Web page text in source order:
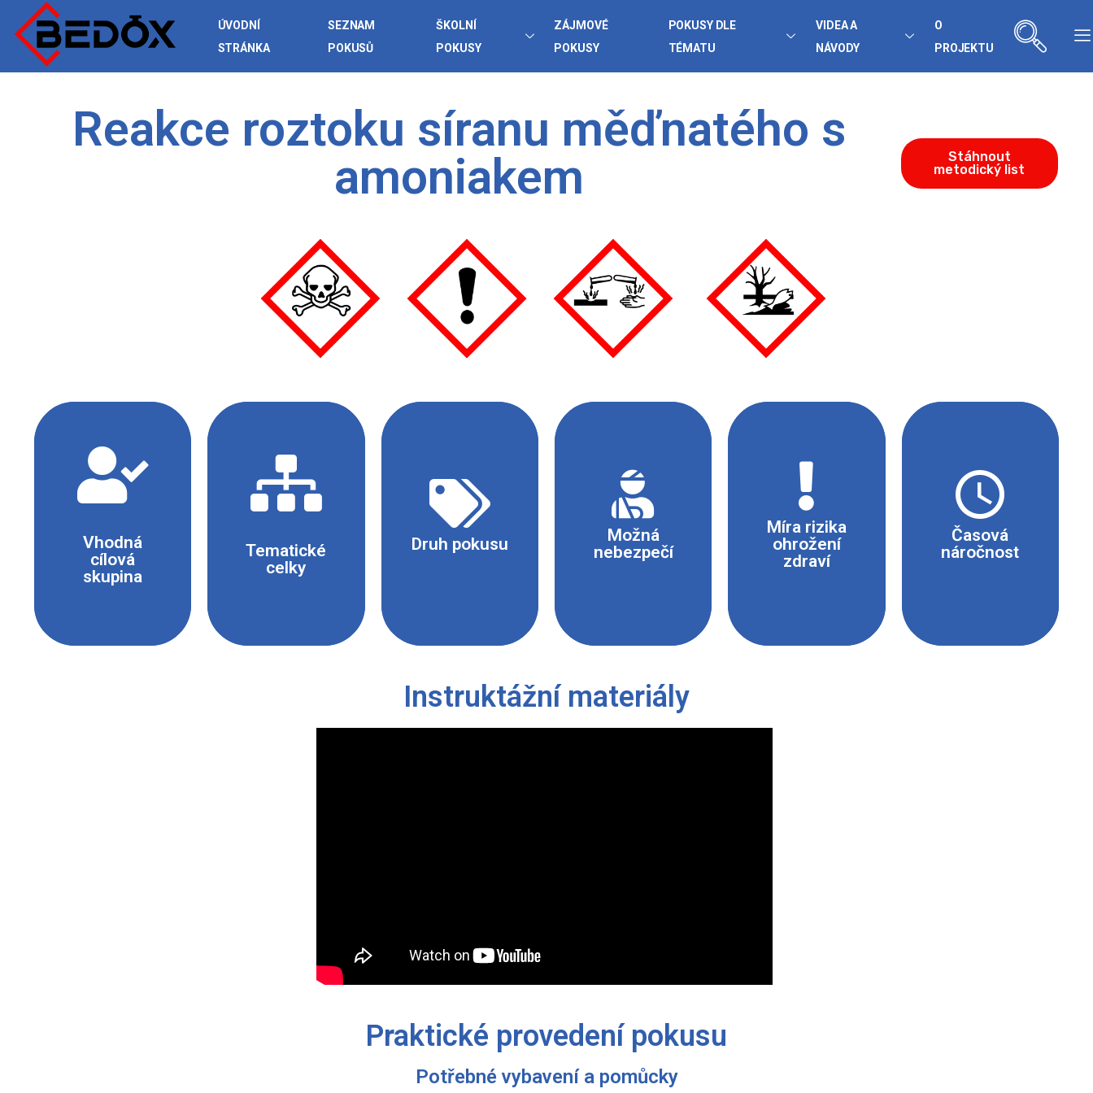
ÚVODNÍ
STRÁNKA
SEZNAM
POKUSŮ
ŠKOLNÍ
POKUSY
ZÁJMOVÉ
POKUSY
POKUSY DLE
TÉMATU
VIDEA A
NÁVODY
O
PROJEKTU
Reakce roztoku síranu měďnatého s
amoniakem
Stáhnout
metodický list
Vhodná
cílová
skupina
- Žáci středních
- Žáci gymnázií
Tematické
celky
Chemické
Druh pokusu
- Demonstrační
Možná
nebezpečí
- Poleptání /
potřísnění
- Mechanické
poranění
Míra rizika
ohrožení
zdraví
Mírné riziko
Časová
náročnost
15 min
Instruktážní materiály
Praktické provedení pokusu
Potřebné vybavení a pomůcky